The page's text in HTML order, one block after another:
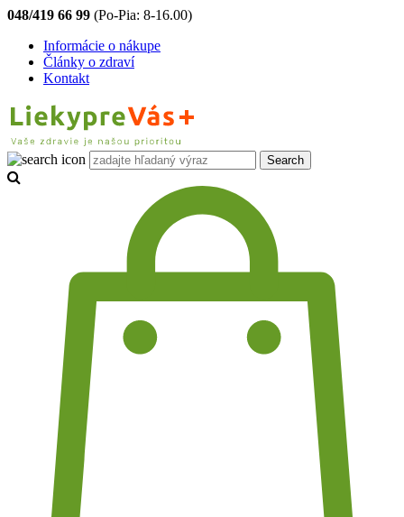
048/419 66 99 (Po-Pia: 8-16.00)
Informácie o nákupe
Články o zdraví
Kontakt